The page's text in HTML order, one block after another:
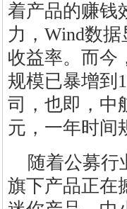
着产品的赚钱
力，Wind数
收益率。而今
规模已暴增到
司，也即，中
元，一年时间
随着公募行
旗下产品正在